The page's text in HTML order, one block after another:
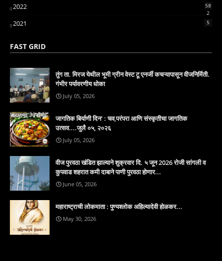
2022
58
2
2021 5
FAST GRID
तुंग ता. मिरज येथील भूमी ग्रीन वेस्ट टू एनर्जी कचऱ्यापासून वीजनिर्मिती.
गंभीर पर्यावरणीय धोका
July 05, 2026
जागतिक बिर्याणी दिन' : चव,परंपरा आणि संस्कृतीचा जागतिक
उत्सव....जुलै ०५, २०२६
July 05, 2026
वीज पुरवठा खंडित झाल्याने शुक्रवार दि. ५ जून 2026 रोजी सांगली व
कुपवाड शहरात कमी दाबाने पाणी पुरवठा होणार...
June 05, 2026
महाराष्ट्राची लोकमाता : पुण्यश्लोक अहिल्यादेवी होळकर...
May 30, 2026